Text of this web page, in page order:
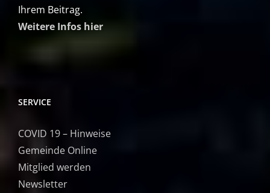
Ihrem Beitrag.
Weitere Infos hier
SERVICE
COVID 19 – Hinweise
Gemeinde Online
Mitglied werden
Newsletter